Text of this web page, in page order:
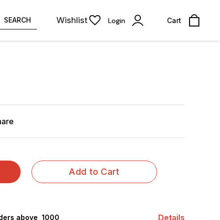
SEARCH Wishlist Login Cart
Add to Cart
above ₹ 1000 Details